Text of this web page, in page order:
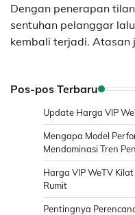
Dengan penerapan
sentuhan pelanggar
kembali terjadi. Atasan
Pos-pos Terbaru
Update Harga VIP
Mengapa Model
Mendominasi Tren
Harga VIP WeTV
Rumit
Pentingnya